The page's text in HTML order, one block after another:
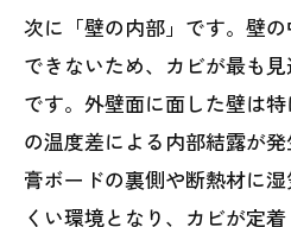
次に「壁の内部」です。壁
できないため、カビが最も
です。外壁面に面した壁は
の温度差による内部結露が
膏ボードの裏側や断熱材に
くい環境となり、カビが定